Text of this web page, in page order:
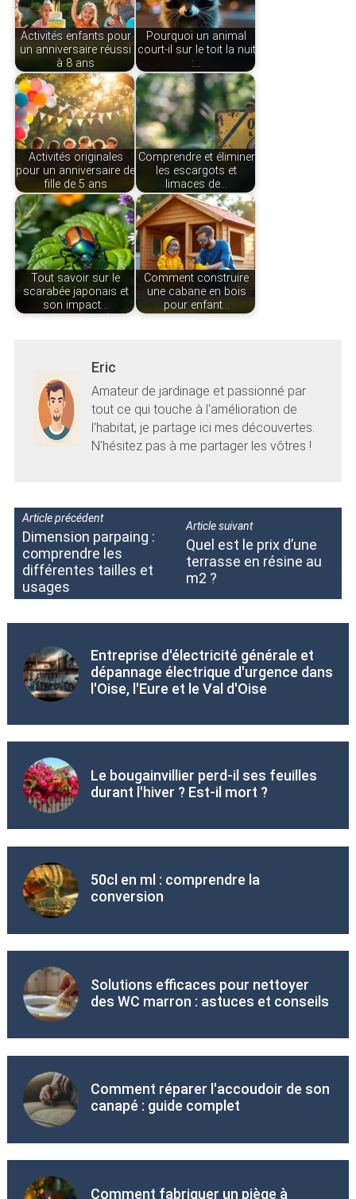
Activités enfants pour
un anniversaire réussi
à 8 ans
Pourquoi un animal
court-il sur le toit la nuit
:…
Activités originales
pour un anniversaire de
fille de 5 ans
Comprendre et éliminer
les escargots et
limaces de…
Tout savoir sur le
scarabée japonais et
son impact…
Comment construire
une cabane en bois
pour enfant…
Eric
Amateur de jardinage et passionné par
tout ce qui touche à l'amélioration de
l'habitat, je partage ici mes découvertes.
N'hésitez pas à me partager les vôtres !
Article précédent
Dimension parpaing :
comprendre les
différentes tailles et
usages
Article suivant
Quel est le prix d’une
terrasse en résine au
m2 ?
Entreprise d'électricité générale et
dépannage électrique d'urgence dans
l'Oise, l'Eure et le Val d'Oise
Le bougainvillier perd-il ses feuilles
durant l'hiver ? Est-il mort ?
50cl en ml : comprendre la
conversion
Solutions efficaces pour nettoyer
des WC marron : astuces et conseils
Comment réparer l'accoudoir de son
canapé : guide complet
Comment fabriquer un piège à